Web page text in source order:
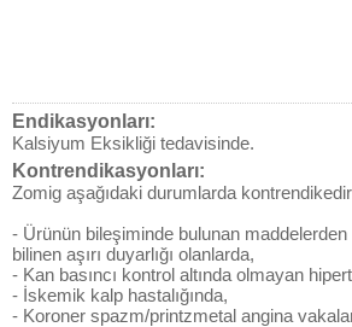
Endikasyonları:
Kalsiyum Eksikliği tedavisinde.
Kontrendikasyonları:
Zomig aşağıdaki durumlarda
- Ürünün bileşiminde bulunan maddelerden
bilinen aşırı duyarlığı olanlarda,
- Kan basıncı kontrol altında olmayan
- İskemik kalp hastalığında,
- Koroner spazm/printzmetal angina